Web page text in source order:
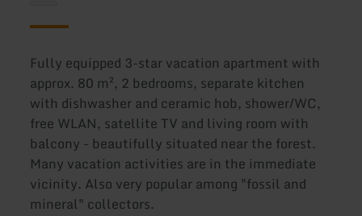
Fully equipped 3-star vacation apartment with
approx. 80 m², 2 bedrooms, separate kitchen
with dishwasher and ceramic hob, shower/WC,
free WLAN, satellite TV and living room with
balcony - beautifully situated near the forest.
Many vacation activities are in the immediate
vicinity. Also very popular among "fossil and
mineral" collectors.